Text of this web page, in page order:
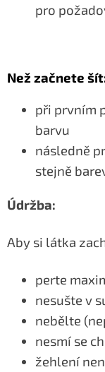
pro
Než začnete
při prvním
barvu
následně
stejně
Údržba:
Aby si látka
perte
nesušte v
nebělte
nesmí se
žehlení